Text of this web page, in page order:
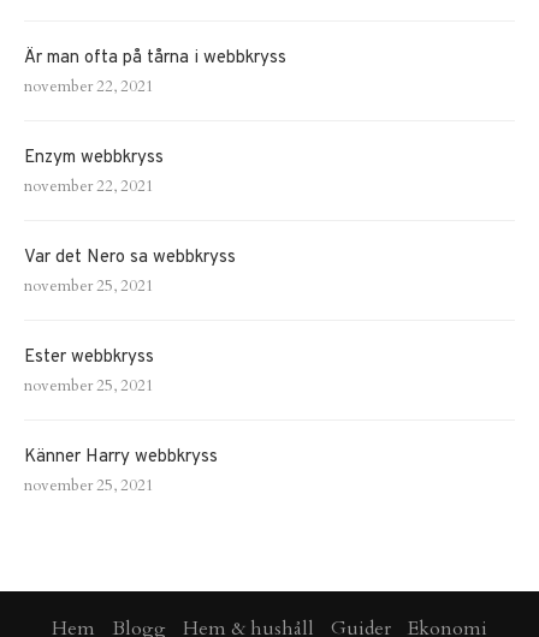
Är man ofta på tårna i webbkryss
november 22, 2021
Enzym webbkryss
november 22, 2021
Var det Nero sa webbkryss
november 25, 2021
Ester webbkryss
november 25, 2021
Känner Harry webbkryss
november 25, 2021
Hem Blogg Hem & hushåll Guider Ekonomi